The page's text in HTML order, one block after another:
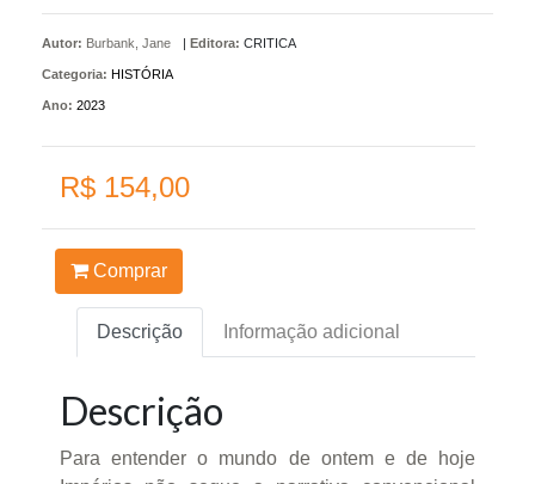
Autor: Burbank, Jane | Editora: CRITICA
Categoria: HISTÓRIA
Ano: 2023
R$ 154,00
Comprar
Descrição Informação adicional
Descrição
Para entender o mundo de ontem e de hoje